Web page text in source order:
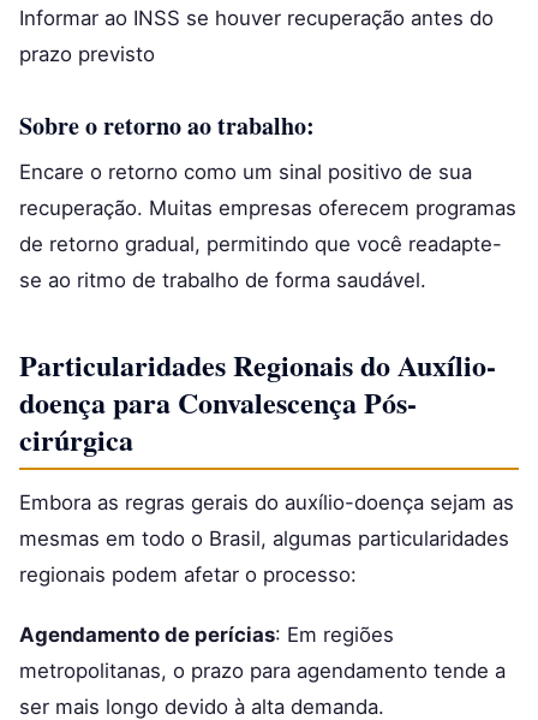
Informar ao INSS se houver recuperação antes do
prazo previsto
Sobre o retorno ao trabalho:
Encare o retorno como um sinal positivo de sua
recuperação. Muitas empresas oferecem programas
de retorno gradual, permitindo que você readapte-
se ao ritmo de trabalho de forma saudável.
Particularidades Regionais do Auxílio-
doença para Convalescença Pós-
cirúrgica
Embora as regras gerais do auxílio-doença sejam as
mesmas em todo o Brasil, algumas particularidades
regionais podem afetar o processo:
Agendamento de perícias: Em regiões
metropolitanas, o prazo para agendamento tende a
ser mais longo devido à alta demanda.